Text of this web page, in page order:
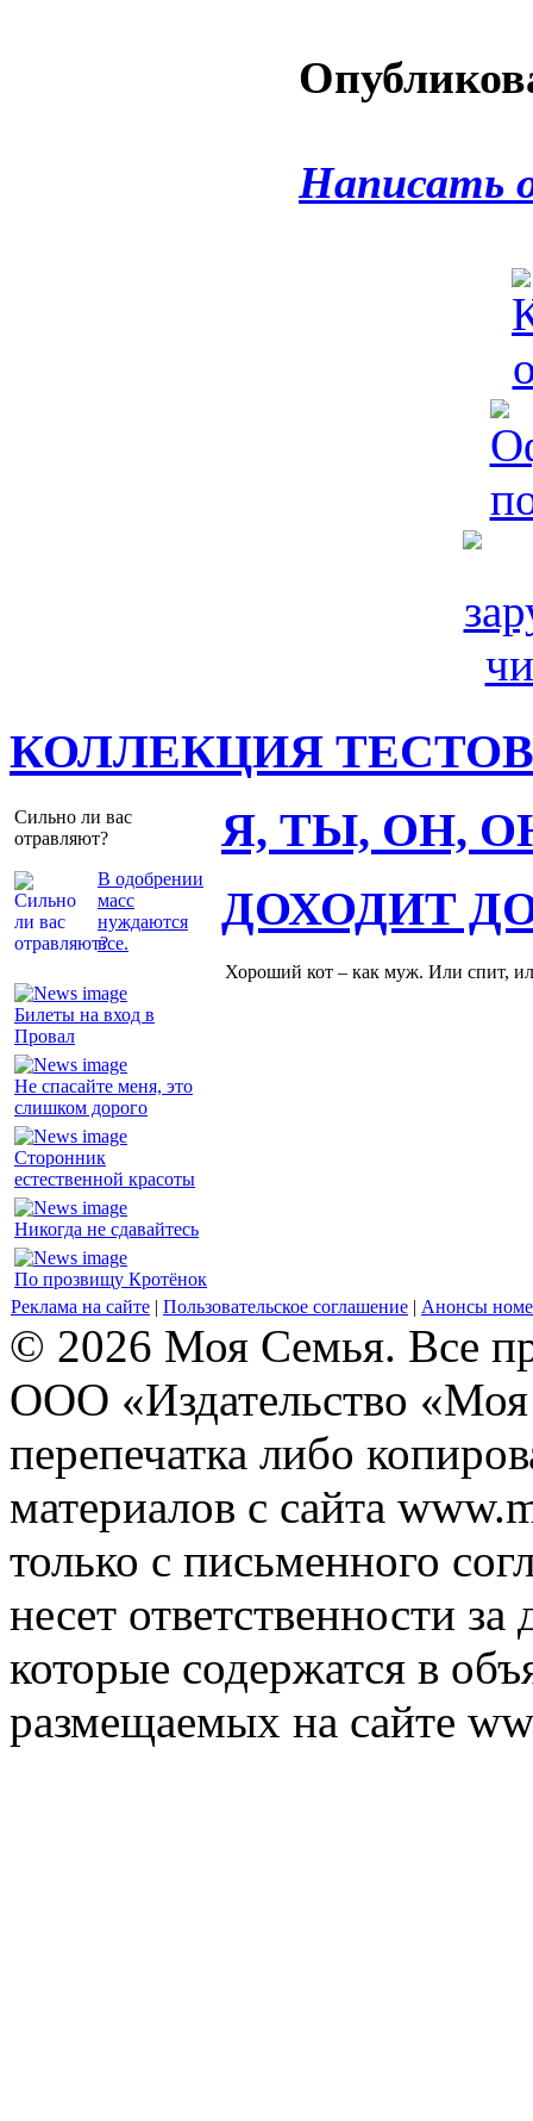
Написать
КОЛЛЕКЦИЯ ТЕСТОВ
Сильно ли вас
отравляют?
В одобрении
масс
нуждаются
все.
Я, ТЫ, ОН,
Билеты на вход в
Провал
Не спасайте меня, это
слишком дорого
Сторонник
естественной красоты
Никогда не сдавайтесь
По прозвищу Кротёнок
ДОХОДИТ
Хороший кот – как муж. Или спит,
Реклама на сайте | Пользовательское соглашение | Анонсы
© 2026 Моя Семья. Все
ООО «Издательство
перепечатка либо
материалов с сайта
только с письменного
несет ответственности
которые содержатся в
размещаемых на сайте